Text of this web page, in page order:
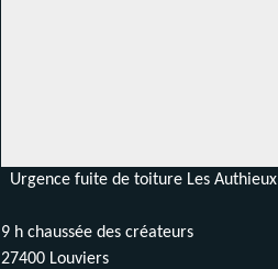
Urgence fuite de toiture Les Authieux
9 h chaussée des créateurs
27400 Louviers